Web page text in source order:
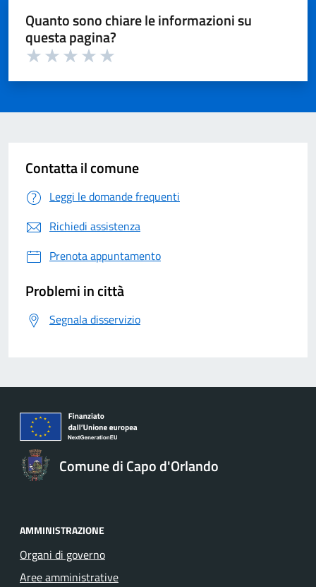
Quanto sono chiare le informazioni su
questa pagina?
Contatta il comune
Leggi le domande frequenti
Richiedi assistenza
Prenota appuntamento
Problemi in città
Segnala disservizio
Comune di Capo d'Orlando
AMMINISTRAZIONE
Organi di governo
Aree amministrative